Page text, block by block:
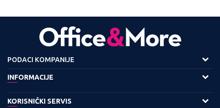
PODACI KOMPANIJE
Adresa :
11158 Beograd
INFORMACIJE
O nama
KORISNIČKI SERVIS